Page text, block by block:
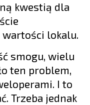
kwestią dla
wartości lokalu.
smogu, wielu
ten problem,
I to
Trzeba jednak